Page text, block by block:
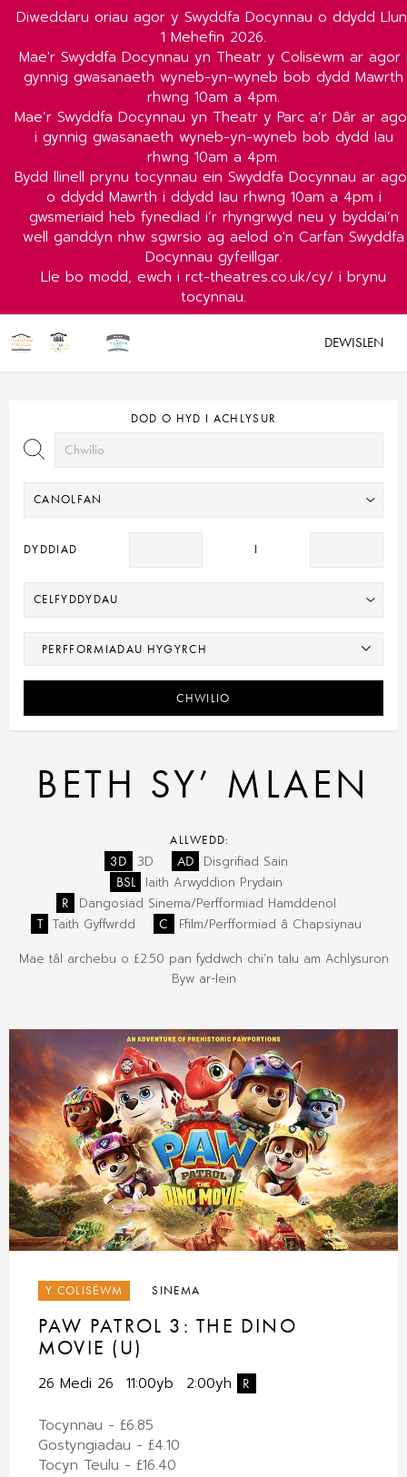
Diweddaru oriau agor y Swyddfa Docynnau o ddydd
1 Mehefin 2026.
Mae'r Swyddfa Docynnau yn Theatr y Colisëwm ar agor
gynnig gwasanaeth wyneb-yn-wyneb bob dydd Mawrth
rhwng 10am a 4pm.
Mae’r Swyddfa Docynnau yn Theatr y Parc a’r Dâr ar
i gynnig gwasanaeth wyneb-yn-wyneb bob dydd Iau
rhwng 10am a 4pm.
Bydd llinell prynu tocynnau ein Swyddfa Docynnau ar
o ddydd Mawrth i ddydd Iau rhwng 10am a 4pm i
gwsmeriaid heb fynediad i’r rhyngrwyd neu y byddai’n
well ganddyn nhw sgwrsio ag aelod o'n Carfan Swyddfa
Docynnau gyfeillgar.
Lle bo modd, ewch i rct-theatres.co.uk/cy/ i brynu
tocynnau.
DEWISLEN
DOD O HYD I ACHLYSUR
DYDDIAD I
CHWILIO
BETH SY’ MLAEN
ALLWEDD:
3D 3D AD Disgrifiad Sain
BSL Iaith Arwyddion Prydain
R Dangosiad Sinema/Perfformiad Hamddenol
T Taith Gyffwrdd C
Ffilm/Perfformiad â Chapsiynau
Mae tâl archebu o £2.50 pan fyddwch chi’n talu am Achlysuron
Byw ar-lein
Y COLISËWM SINEMA
PAW PATROL 3: THE DINO
MOVIE (U)
26 Medi 26 11:00yb 2:00yh R
Tocynnau - £6.85
Gostyngiadau - £4.10
Tocyn Teulu - £16.40